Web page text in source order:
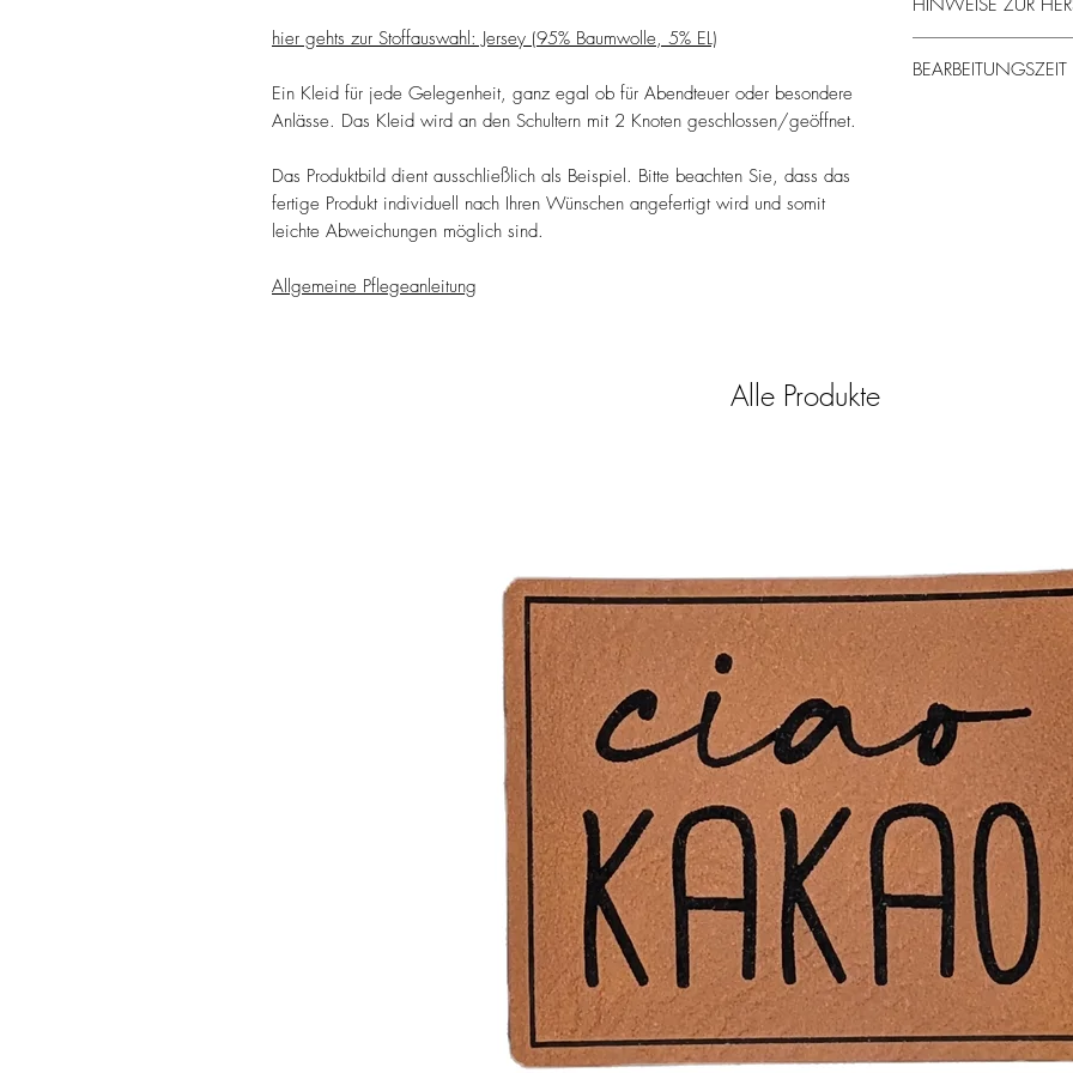
hier gehts zur Stoffauswahl: Jersey (95% Baumwolle, 5% EL)
Ein Kleid für jede Gelegenheit, ganz egal ob für Abendteuer oder besondere
Anlässe. Das Kleid wird an den Schultern mit 2 Knoten geschlossen/geöffnet.
Das Produktbild dient ausschließlich als Beispiel. Bitte beachten Sie, dass das
fertige Produkt individuell nach Ihren Wünschen angefertigt wird und somit
leichte Abweichungen möglich sind.
Allgemeine Pflegeanleitung
HINWEISE ZUR
Hand angefertigt.
BEARBEITUNGSZEIT
Alle Produkte